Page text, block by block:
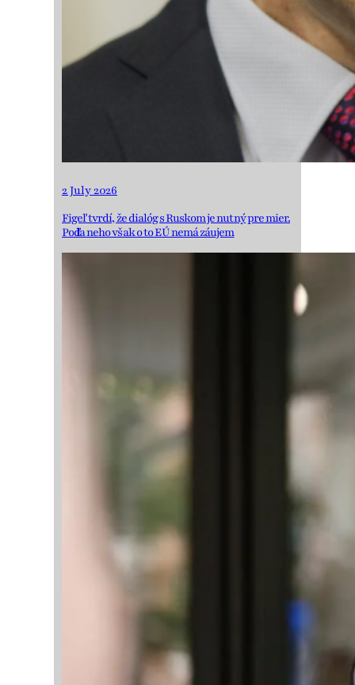
2 July 2026
Figeľ tvrdí, že dialóg s Ruskom je nutný pre mier.
Podľa neho však o to EÚ nemá záujem